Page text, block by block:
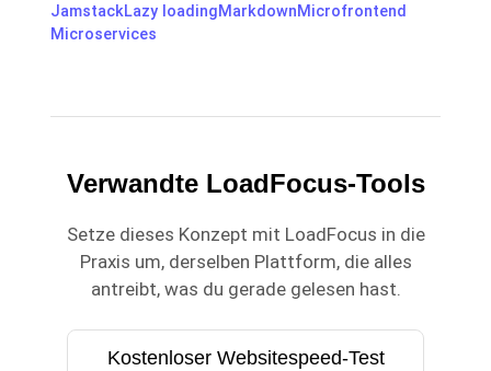
JamstackLazy loadingMarkdownMicrofrontend
Microservices
Verwandte LoadFocus-Tools
Setze dieses Konzept mit LoadFocus in die
Praxis um, derselben Plattform, die alles
antreibt, was du gerade gelesen hast.
Kostenloser Websitespeed-Test